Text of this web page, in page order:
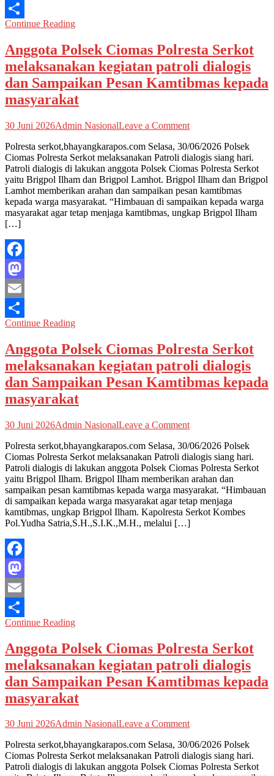
Email
Share
Continue Reading
Anggota Polsek Ciomas Polresta Serkot
melaksanakan kegiatan patroli dialogis
dan Sampaikan Pesan Kamtibmas kepada
masyarakat
30 Juni 2026Admin NasionalLeave a Commenton
Polsek
Ciomas
Polresta
Serkot
melaksanakan
kegiatan
patroli
Polresta serkot,bhayangkarapos.com Selasa, 30/06/2026 Polsek
Ciomas Polresta Serkot melaksanakan Patroli dialogis siang hari.
Patroli dialogis di lakukan anggota Polsek Ciomas Polresta Serkot
yaitu Brigpol Ilham dan Brigpol Lamhot. Brigpol Ilham dan Brigpol
Lamhot memberikan arahan dan sampaikan pesan kamtibmas
kepada warga masyarakat. “Himbauan di sampaikan kepada warga
masyarakat agar tetap menjaga kamtibmas, ungkap Brigpol Ilham
[…]
Facebook
Mastodon
Email
Share
Continue Reading
Anggota Polsek Ciomas Polresta Serkot
melaksanakan kegiatan patroli dialogis
dan Sampaikan Pesan Kamtibmas kepada
masyarakat
30 Juni 2026Admin NasionalLeave a Commenton
Polsek
Ciomas
Polresta
Serkot
melaksanakan
kegiatan
patroli
Polresta serkot,bhayangkarapos.com Selasa, 30/06/2026 Polsek
Ciomas Polresta Serkot melaksanakan Patroli dialogis siang hari.
Patroli dialogis di lakukan anggota Polsek Ciomas Polresta Serkot
yaitu Brigpol Ilham. Brigpol Ilham memberikan arahan dan
sampaikan pesan kamtibmas kepada warga masyarakat. “Himbauan
di sampaikan kepada warga masyarakat agar tetap menjaga
kamtibmas, ungkap Brigpol Ilham. Kapolresta Serkot Kombes
Pol.Yudha Satria,S.H.,S.I.K.,M.H., melalui […]
Facebook
Mastodon
Email
Share
Continue Reading
Anggota Polsek Ciomas Polresta Serkot
melaksanakan kegiatan patroli dialogis
dan Sampaikan Pesan Kamtibmas kepada
masyarakat
30 Juni 2026Admin NasionalLeave a Commenton
Polsek
Ciomas
Polresta
Polresta serkot,bhayangkarapos.com Selasa, 30/06/2026 Polsek
Ciomas Polresta Serkot melaksanakan Patroli dialogis siang hari.
Patroli dialogis di lakukan anggota Polsek Ciomas Polresta Serkot